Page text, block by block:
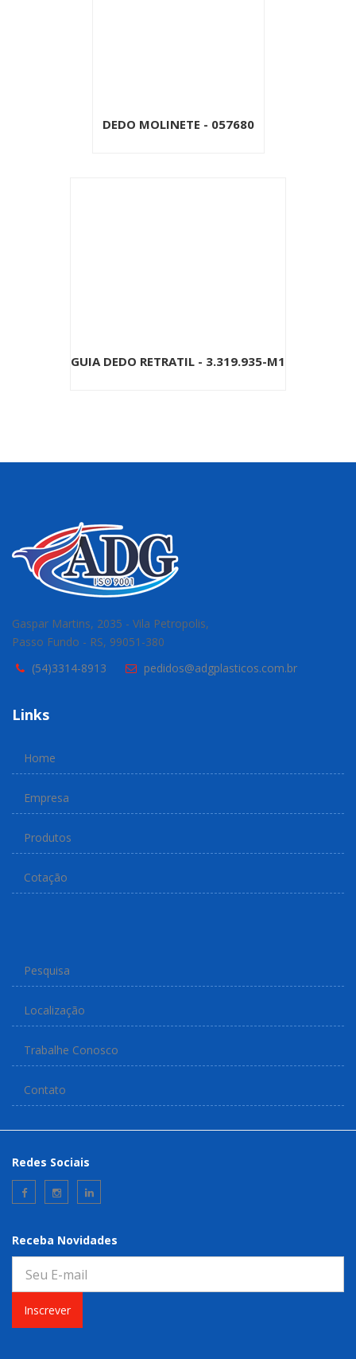
DEDO MOLINETE - 057680
GUIA DEDO RETRATIL - 3.319.935-M1
Gaspar Martins, 2035 - Vila Petropolis,
Passo Fundo - RS, 99051-380
(54)3314-8913
pedidos@adgplasticos.com.br
Links
Home
Empresa
Produtos
Cotação
Pesquisa
Localização
Trabalhe Conosco
Contato
Redes Sociais
Receba Novidades
Inscrever